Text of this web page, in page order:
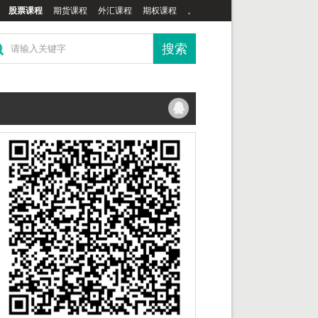
股票课程 期货课程 外汇课程 期权课程 。